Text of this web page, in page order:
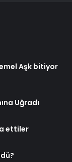
Aşk bitiyor
Uğradı
ettiler